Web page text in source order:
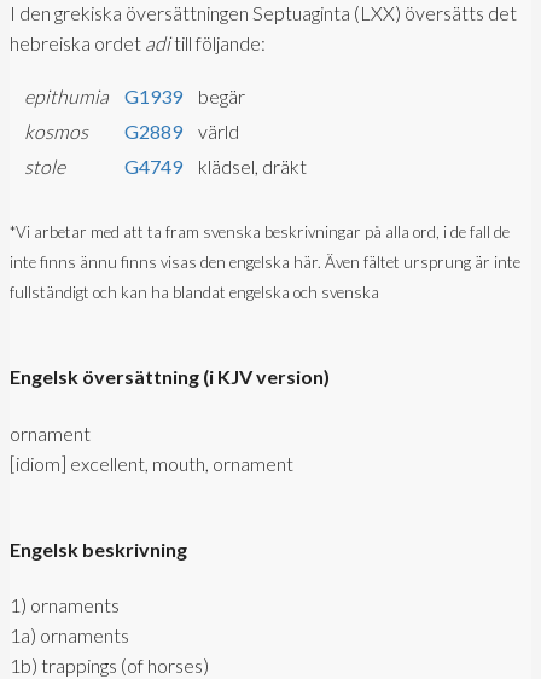
I den grekiska översättningen Septuaginta (LXX) översätts det
hebreiska ordet aditill följande:
epithumia G1939
begär
kosmos
G2889
värld
stole
G4749 klädsel, dräkt
*Vi arbetar med att ta fram svenska beskrivningar på alla ord, i de fall de
inte finns ännu finns visas den engelska här. Även fältet ursprung är inte
fullständigt och kan ha blandat engelska och svenska
Engelsk översättning (i KJV version)
ornament
[idiom] excellent, mouth, ornament
Engelsk beskrivning
1) ornaments
1a) ornaments
1b) trappings (of horses)